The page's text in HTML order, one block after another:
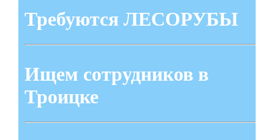
Требуются ЛЕСОРУБЫ
Ищем сотрудников в
Троицке